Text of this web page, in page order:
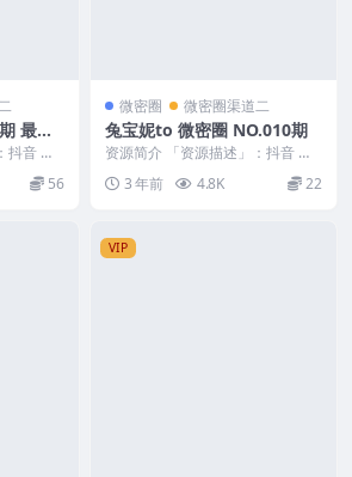
最新
抖音 瀛
】最
56
微密圈 微密圈渠道二
兔宝妮to 微密圈 NO.010期
资源简介 「资源描述」：抖音 兔
宝妮to 微密圈 NO.010期 【32P5
V】...3 年前 4.8K 22
VIP